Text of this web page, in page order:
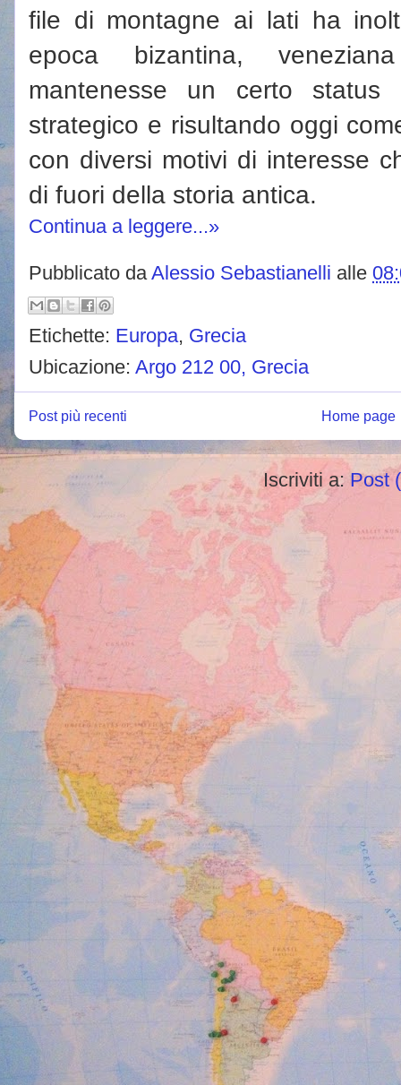
file di montagne ai lati ha
epoca bizantina,
mantenesse un certo
strategico e risultando oggi
con diversi motivi di interesse
di fuori della storia antica.
Continua a leggere...»
Pubblicato daAlessio Sebastianelli alle
Etichette: Europa, Grecia
Ubicazione: Argo 212 00, Grecia
Post più recenti Home page
Iscriviti a: Post